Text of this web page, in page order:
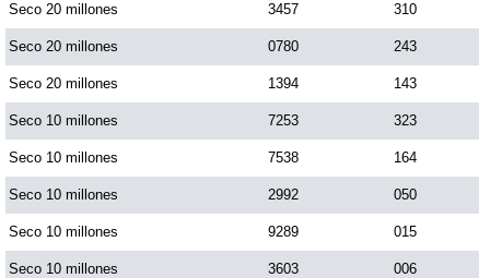
Seco 20 millones 3457 310
Seco 20 millones 0780 243
Seco 20 millones 1394 143
Seco 10 millones 7253 323
Seco 10 millones 7538 164
Seco 10 millones 2992 050
Seco 10 millones 9289 015
Seco 10 millones 3603 006